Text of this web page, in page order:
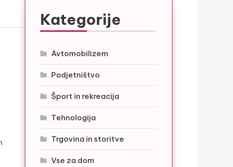
Kategorije
Avtomobilizem
Podjetništvo
Šport in rekreacija
Tehnologija
Trgovina in storitve
Vse za dom